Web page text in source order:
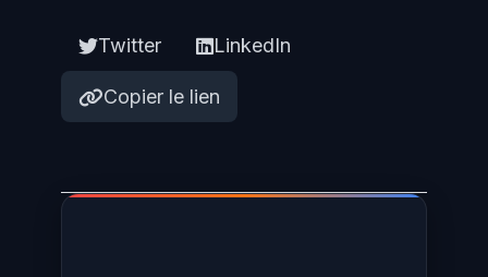
Twitter LinkedIn
Copier le lien